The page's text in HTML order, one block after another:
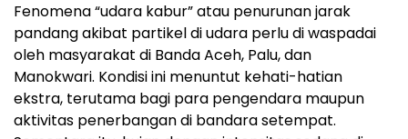
Fenomena “udara kabur” atau penurunan jarak
pandang akibat partikel di udara perlu di waspadai
oleh masyarakat di Banda Aceh, Palu, dan
Manokwari. Kondisi ini menuntut kehati-hatian
ekstra, terutama bagi para pengendara maupun
aktivitas penerbangan di bandara setempat.